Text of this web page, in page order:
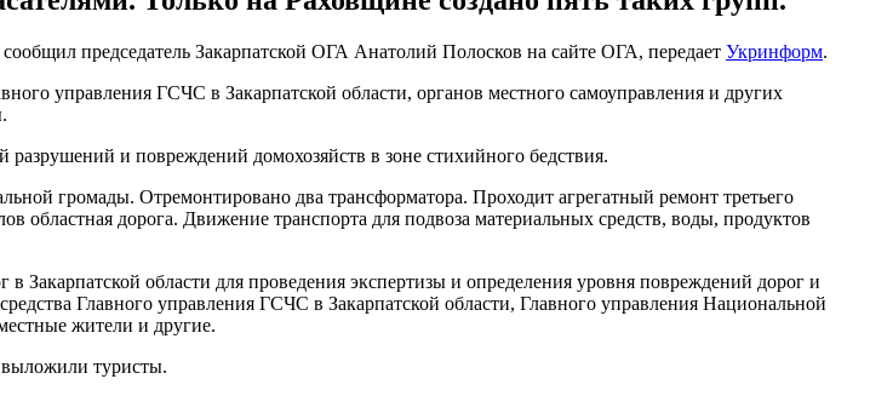
председатель Закарпатской ОГА Анатолий Полосков на сайте ОГА, передает Укринформ.
управления ГСЧС в Закарпатской области, органов местного самоуправления и других
и повреждений домохозяйств в зоне стихийного бедствия.
громады. Отремонтировано два трансформатора. Проходит агрегатный ремонт третьего
областная дорога. Движение транспорта для подвоза материальных средств, воды, продуктов
области для проведения экспертизы и определения уровня повреждений дорог и
Главного управления ГСЧС в Закарпатской области, Главного управления Национальной
жители и другие.
туристы.